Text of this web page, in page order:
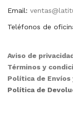
Email:
Teléfonos de
Aviso de
Términos y
Política de Envíos
Política de